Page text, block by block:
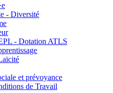
- Diversité
- Dotation ATLS
et prévoyance
de Travail